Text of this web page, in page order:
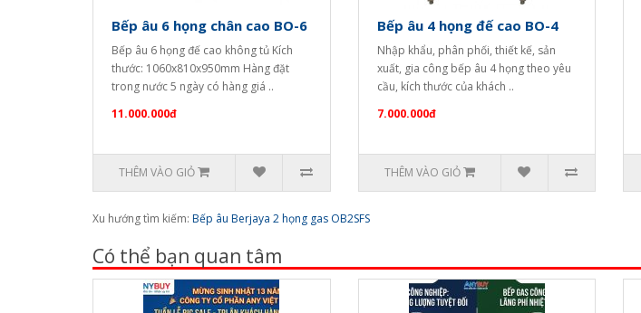
Bếp âu 6 họng chân cao BO-6
Bếp âu 6 họng đế cao không tủ Kích
thước: 1060x810x950mm Hàng đặt
trong nước 5 ngày có hàng giá ..
11.000.000đ
THÊM VÀO GIỎ
Bếp âu 4 họng đế cao BO-4
Nhập khẩu, phân phối, thiết kế, sản
xuất, gia công bếp âu 4 họng theo yêu
cầu, kích thước của khách ..
7.000.000đ
THÊM VÀO GIỎ
Xu hướng tìm kiếm: Bếp âu Berjaya 2 họng gas OB2SFS
Có thể bạn quan tâm